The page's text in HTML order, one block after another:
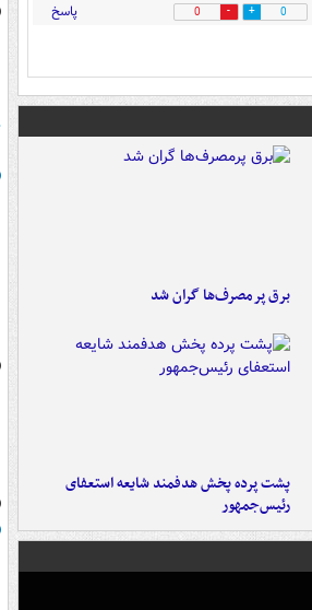
0
0 پاسخ
برق پرمصرف‌ها گران شد
پشت پرده پخش هدفمند شایعه استعفای
رئیس‌جمهور